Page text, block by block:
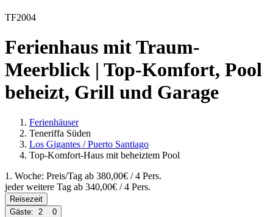
TF2004
Ferienhaus mit Traum-
Meerblick | Top-Komfort, Pool
beheizt, Grill und Garage
Ferienhäuser
Teneriffa Süden
Los Gigantes / Puerto Santiago
Top-Komfort-Haus mit beheiztem Pool
1. Woche: Preis/Tag ab 380,00€ / 4 Pers.
jeder weitere Tag ab 340,00€ / 4 Pers.
Reisezeit
Gäste:
2 0